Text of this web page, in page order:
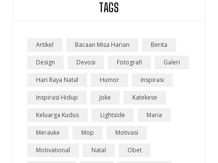
TAGS
Artikel Bacaan Misa Harian Berita
Design Devosi Fotografi Galeri
Hari Raya Natal Humor Inspirasi
Inspirasi Hidup Joke Katekese
Keluarga Kudus Lightside Maria
Merauke Mop Motivasi
Motivational Natal Obet